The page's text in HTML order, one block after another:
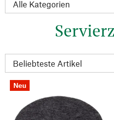
Neu